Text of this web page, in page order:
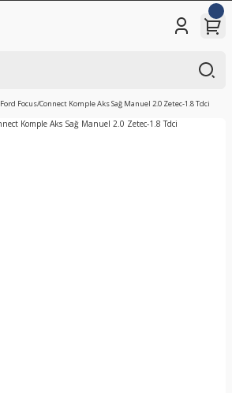
Ford Focus/Connect Komple Aks Sağ Manuel 2.0 Zetec-1.8 Tdci